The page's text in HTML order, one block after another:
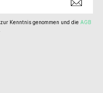
zur Kenntnis genommen und die AGB